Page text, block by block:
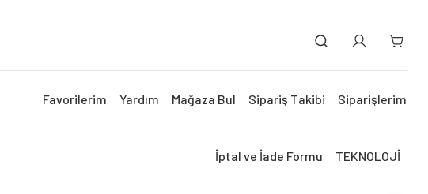
Siparişlerim
Sipariş Takibi
Mağaza Bul
Yardım
Favorilerim
TEKNOLOJİ
İptal ve İade Formu